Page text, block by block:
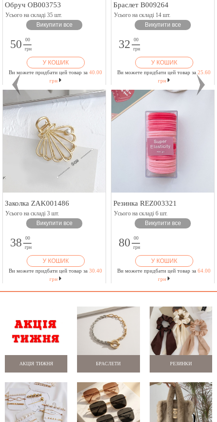
Обруч OB003753
Усього на складі 35 шт.
Викупити все
50
00
грн
У КОШИК
Ви можете придбати цей товар за 40.00
грн
Браслет B009264
Усього на складі 14 шт.
Викупити все
32
00
грн
У КОШИК
Ви можете придбати цей товар за 25.60
грн
Заколка ZAK001486
Усього на складі 3 шт.
Викупити все
38
00
грн
У КОШИК
Ви можете придбати цей товар за 30.40
грн
Резинка REZ003321
Усього на складі 6 шт.
Викупити все
80
00
грн
У КОШИК
Ви можете придбати цей товар за 64.00
грн
АКЦІЯ ТИЖНЯ БРАСЛЕТИ РЕЗИНКИ